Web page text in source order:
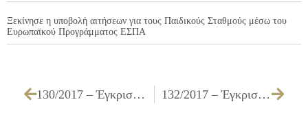
Ξεκίνησε η υποβολή αιτήσεων για τους Παιδικούς Σταθμούς μέσω του
Ευρωπαϊκού Προγράμματος ΕΣΠΑ
130/2017 – Έγκριση πίστωσης, τεχνικών προδιαγραφών, καθορισμός όρων διακήρυξης και τρόπου εκτέλεσης για την «Προμήθεια ηλεκτρολογικού υλικού για τις ανάγκες του Δήμου» 132/2017 – Έγκριση πίστωσης για την «Προμήθεια τηλεφωνικών συσκευών»